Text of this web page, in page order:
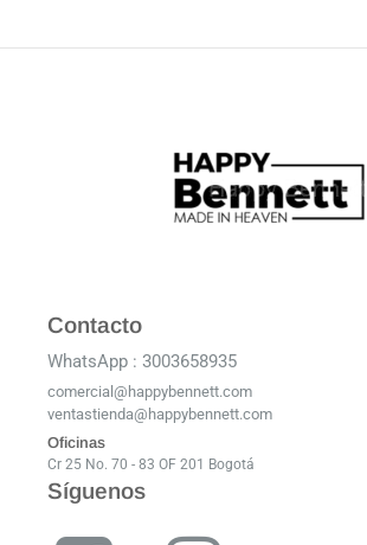
Contacto
WhatsApp : 3003658935
comercial@happybennett.com
ventastienda@happybennett.com
Oficinas
Cr 25 No. 70 - 83 OF 201 Bogotá
Síguenos